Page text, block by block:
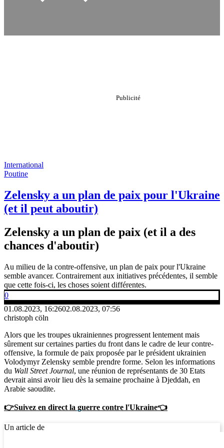
International
Poutine
Zelensky a un plan de paix pour l'Ukraine
(et il peut aboutir)
Zelensky a un plan de paix (et il a des
chances d'aboutir)
Au milieu de la contre-offensive, un plan de paix pour l'Ukraine
semble avancer. Contrairement aux initiatives précédentes, il semble
que cette fois-ci, les choses soient différentes.
0
01.08.2023, 16:2602.08.2023, 07:56
christoph cöln
Alors que les troupes ukrainiennes progressent lentement mais
sûrement sur certaines parties du front dans le cadre de leur contre-
offensive, la formule de paix proposée par le président ukrainien
Volodymyr Zelensky semble prendre forme. Selon les informations
du Wall Street Journal, une réunion de représentants de 30 Etats
devrait ainsi avoir lieu dès la semaine prochaine à Djeddah, en
Arabie saoudite.
👉Suivez en direct la guerre contre l'Ukraine👈
Un article de